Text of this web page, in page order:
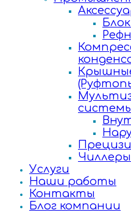
Чиллеры
Услуги
Наши работы
Контакты
Блог компании